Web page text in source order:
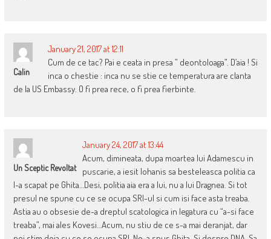
Calin
January 21, 2017 at 12:11
Cum de ce tac? Pai e ceata in presa ” deontoloaga”. D’aia ! Si
inca o chestie : inca nu se stie ce temperatura are clanta
de la US Embassy. O fi prea rece, o fi prea fierbinte.
Un Sceptic Revoltat
January 24, 2017 at 13:44
Acum, dimineata, dupa moartea lui Adamescu in
puscarie, a iesit Iohanis sa besteleasca politia ca
l-a scapat pe Ghita…Desi, politia aia era a lui, nu a lui Dragnea. Si tot
presul ne spune cu ce se ocupa SRI-ul si cum isi face asta treaba.
Astia au o obsesie de-a dreptul scatologica in legatura cu “a-si face
treaba”, mai ales Kovesi…Acum, nu stiu de ce s-a mai deranjat, dar